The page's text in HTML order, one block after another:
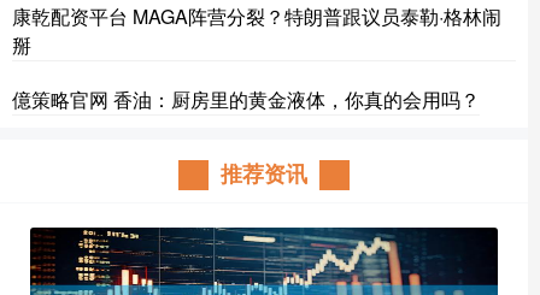
康乾配资平台 MAGA阵营分裂？特朗普跟议员泰勒·格林闹
掰
億策略官网 香油：厨房里的黄金液体，你真的会用吗？
推荐资讯